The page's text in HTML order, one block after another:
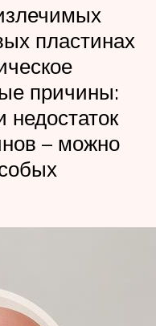
пластинах
причины:
недостаток
– можно